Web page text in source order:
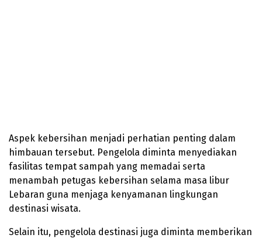
Aspek kebersihan menjadi perhatian penting dalam
himbauan tersebut. Pengelola diminta menyediakan
fasilitas tempat sampah yang memadai serta
menambah petugas kebersihan selama masa libur
Lebaran guna menjaga kenyamanan lingkungan
destinasi wisata.
Selain itu, pengelola destinasi juga diminta memberikan